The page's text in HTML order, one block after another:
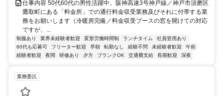
仕事内容 50代60代の男性活躍中。阪神高速3号神戸線／神戸市須磨区
鷹取町にある「料金所」での通行料金収受業務及びそれに付帯する業
務をお願いします（冷暖房完備／料金収受ブースの窓を開けての対応
ですが、...
制服あり 業界未経験者歓迎 変形労働時間制 ランチタイム
社員登用あり
60代も応募可
フリーター歓迎 早朝 転勤なし 経験不問 未経験者歓迎
午前
経験者歓迎
夜間 研修あり 夕方 ブランクOK 交通費支給 長期歓迎 深夜
業務委託